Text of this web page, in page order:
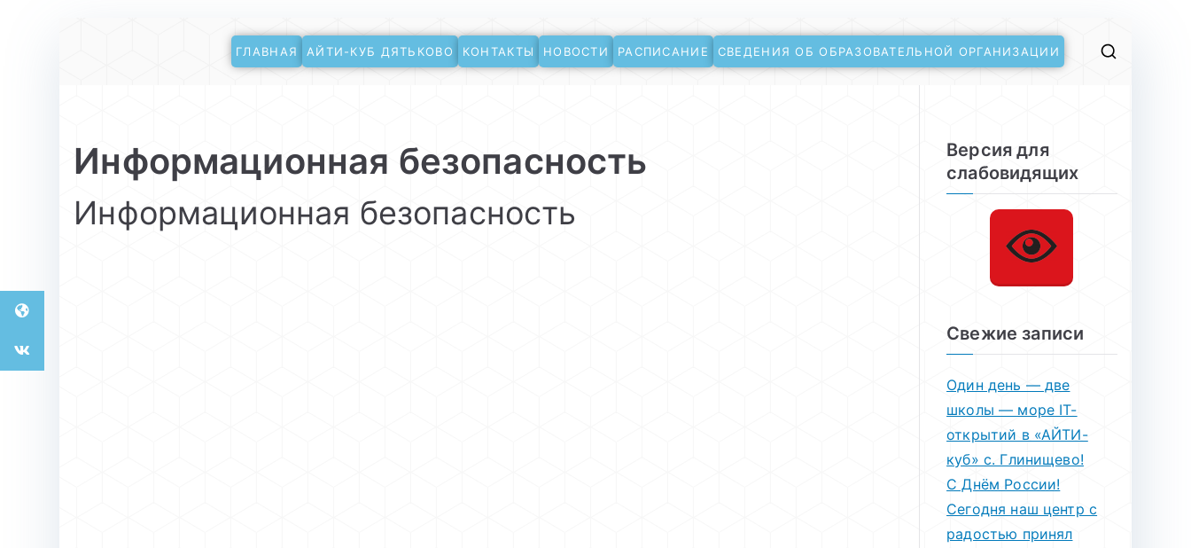
АйТи-куб Глинищево
Центр цифрового образования
ГЛАВНАЯ АЙТИ-КУБ ДЯТЬКОВО КОНТАКТЫ НОВОСТИ РАСПИСАНИЕ СВЕДЕНИЯ ОБ ОБРАЗОВАТЕЛЬНОЙ ОРГАНИЗАЦИИ
Информационная безопасность
Информационная безопасность
Версия для
слабовидящих
Свежие записи
Один день — две
школы — море IT-
открытий в «АЙТИ-
куб» с. Глинищево!
С Днём России!
Сегодня наш центр с
радостью принял